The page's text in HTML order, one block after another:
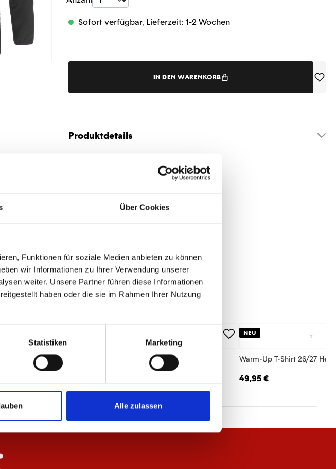
Über Cookies
Funktionen für soziale Medien anbieten zu können
wir Informationen zu Ihrer Verwendung unserer
weiter. Unsere Partner führen diese Informationen
haben oder die sie im Rahmen Ihrer Nutzung
Statistiken Marketing
Alle zulassen
Sofort verfügbar, Lieferzeit: 1-2 Wochen
IN DEN WARENKORB
Produktdetails
26/27 Herren mit
Warm-Up Jacke 25/26 Kinder
NEU
Warm-Up T-Shirt 26/27
49,95 €